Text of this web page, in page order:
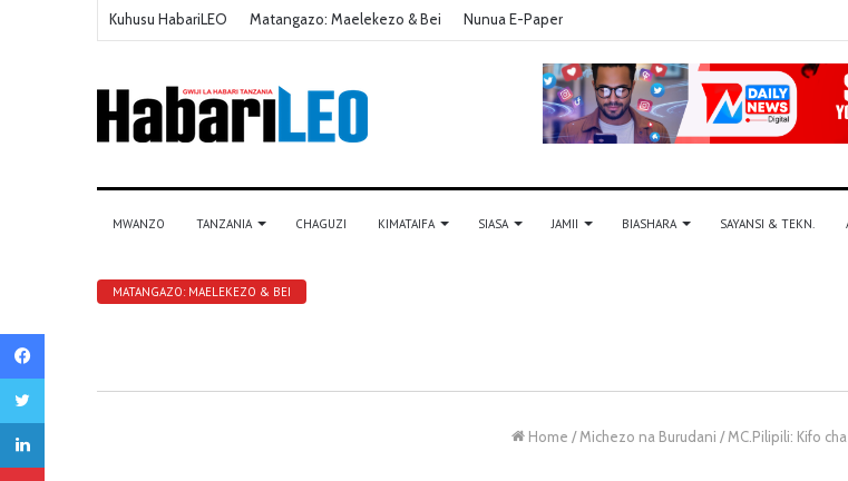
Kuhusu HabariLEO Matangazo: Maelekezo & Bei Nunua E-Paper
MWANZO TANZANIA CHAGUZI KIMATAIFA SIASA JAMII BIASHARA SAYANSI & TEKN.
MATANGAZO: MAELEKEZO & BEI
Home / Michezo na Burudani / MC.Pilipili: Kifo